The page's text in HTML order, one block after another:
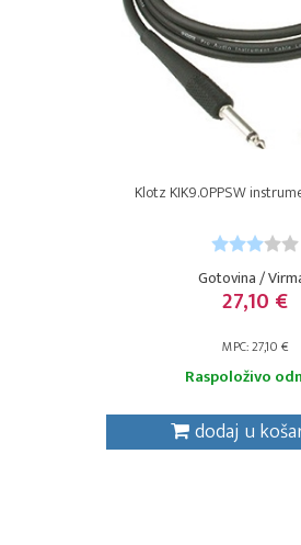
Klotz KIK9.0PPSW
Gotovina /
27,10 €
MPC: 27,10 €
Raspoloživo
dodaj u